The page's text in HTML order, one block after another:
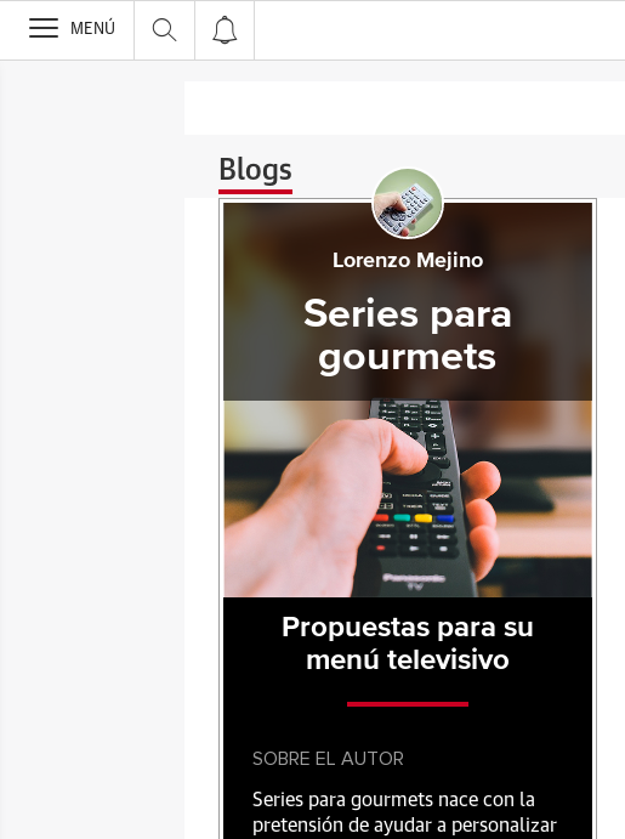
>
MENÚ
Blogs
Lorenzo Mejino
Series para
gourmets
Propuestas para su
menú televisivo
SOBRE EL AUTOR
Series para gourmets nace con la
pretensión de ayudar a personalizar